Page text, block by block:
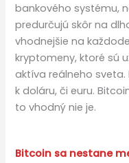
bankového systému,
predurčujú skôr na
vhodnejšie na
kryptomeny, ktoré sú
aktíva reálneho sveta.
k doláru, či euru.
to vhodný nie je.
Bitcoin sa nestane